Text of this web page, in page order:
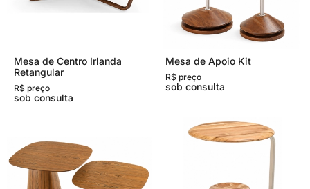
Mesa de Centro Irlanda
Retangular
R$ preço
sob consulta
Mesa de Apoio Kit
R$ preço
sob consulta